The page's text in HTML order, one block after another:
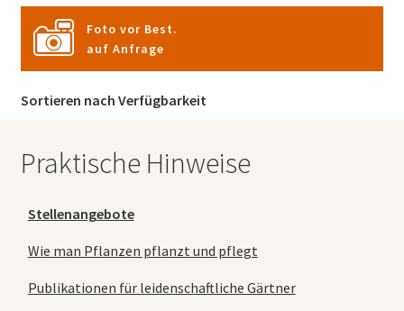
Foto vor Best.
auf Anfrage
Sortieren nach Verfügbarkeit
Praktische Hinweise
Stellenangebote
Wie man Pflanzen pflanzt und pflegt
Publikationen für leidenschaftliche Gärtner